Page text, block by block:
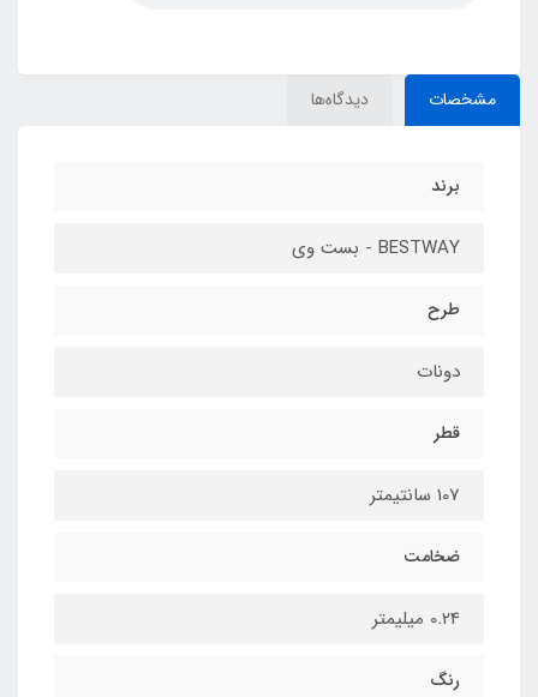
مشخصات دیدگاه‌ها
برند
BESTWAY - بست وی
طرح
دونات
قطر
107 سانتیمتر
ضخامت
0.24 میلیمتر
رنگ